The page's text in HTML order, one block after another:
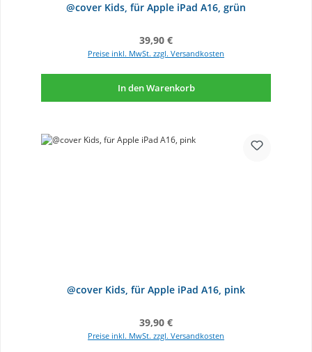
@cover Kids, für Apple iPad A16, grün
Regulärer Preis:
39,90 €
Preise inkl. MwSt. zzgl. Versandkosten
In den Warenkorb
@cover Kids, für Apple iPad A16, pink
Regulärer Preis:
39,90 €
Preise inkl. MwSt. zzgl. Versandkosten